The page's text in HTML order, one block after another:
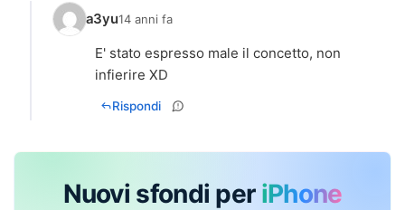
a3yu14 anni fa
E' stato espresso male il concetto, non
infierire XD
Rispondi
Nuovi sfondi per iPhone